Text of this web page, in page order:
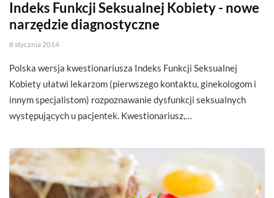
Indeks Funkcji Seksualnej Kobiety - nowe
narzędzie diagnostyczne
8 stycznia 2014
Polska wersja kwestionariusza Indeks Funkcji Seksualnej
Kobiety ułatwi lekarzom (pierwszego kontaktu, ginekologom i
innym specjalistom) rozpoznawanie dysfunkcji seksualnych
występujących u pacjentek. Kwestionariusz,…